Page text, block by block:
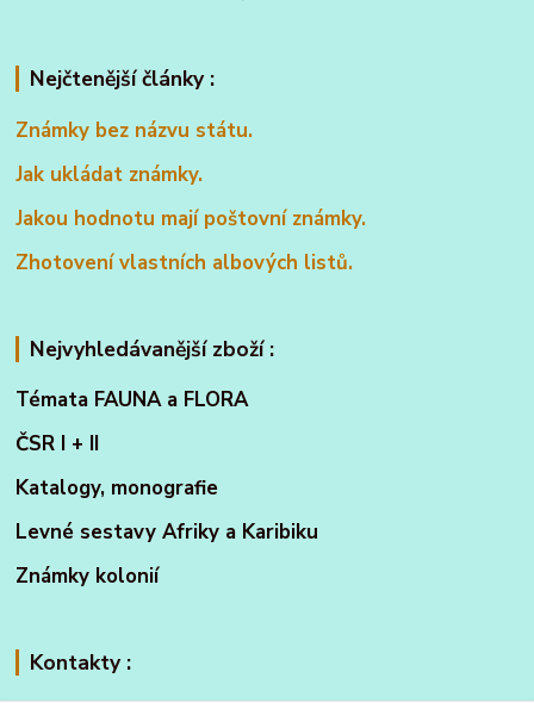
Nejčtenější články :
Známky bez názvu státu.
Jak ukládat známky.
Jakou hodnotu mají poštovní známky.
Zhotovení vlastních albových listů.
Nejvyhledávanější zboží :
Témata FAUNA a FLORA
ČSR I + II
Katalogy, monografie
Levné sestavy Afriky a Karibiku
Známky kolonií
Kontakty :